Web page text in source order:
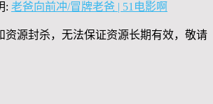
: 老爸向前冲/冒牌老爸 | 51电影啊
资源封杀，无法保证资源长期有效，敬请